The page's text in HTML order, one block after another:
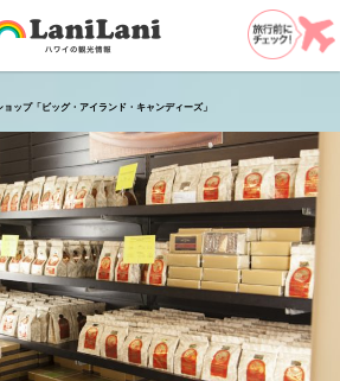
ップ「ビッグ・アイランド・キャンディーズ」